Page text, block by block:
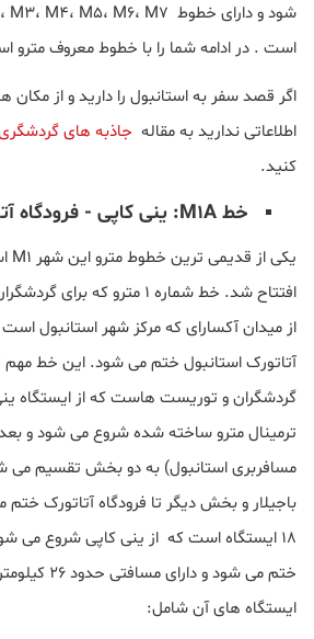
است . در ادامه شما را با خطوط معروف مترو
اگر قصد سفر به استانبول را دارید و از
اطلاعاتی ندارید به مقاله جاذبه های
کنید.
خط M1A: ینی کاپی - فرودگاه آتاتورک
افتتاح شد. خط شماره ۱ مترو که
از میدان آکسارای که مرکز شهر استانبول است
آتاتورک استانبول ختم می شود. این خط مهم
گردشگران و توریست هاست که از ایستگاه
ترمینال مترو ساخته شده شروع می شود و بعد
مسافربری استانبول) به دو بخش تقسیم
۱۸ ایستگاه است که از ینی کاپی شروع می
ختم می شود و
ایستگاه های آن شامل: